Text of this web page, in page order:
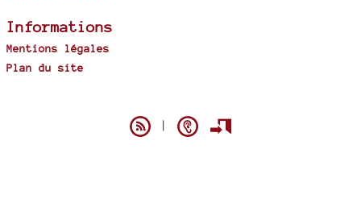
Informations
Mentions légales
Plan du site
|